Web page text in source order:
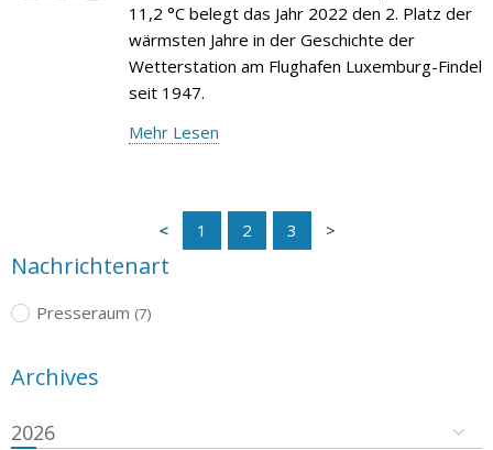
11,2 °C belegt das Jahr 2022 den 2. Platz der
wärmsten Jahre in der Geschichte der
Wetterstation am Flughafen Luxemburg-Findel
seit 1947.
Mehr Lesen
1 2 3
Nachrichtenart
Presseraum (7)
Archives
2026